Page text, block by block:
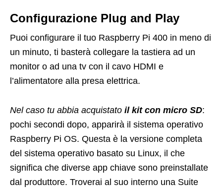
Configurazione Plug and Play
Puoi configurare il tuo Raspberry Pi 400 in meno di
un minuto, ti basterà collegare la tastiera ad un
monitor o ad una tv con il cavo HDMI e
l’alimentatore alla presa elettrica.
Nel caso tu abbia acquistato il kit con micro SD:
pochi secondi dopo, apparirà il sistema operativo
Raspberry Pi OS. Questa è la versione completa
del sistema operativo basato su Linux, il che
significa che diverse app chiave sono preinstallate
dal produttore. Troverai al suo interno una Suite